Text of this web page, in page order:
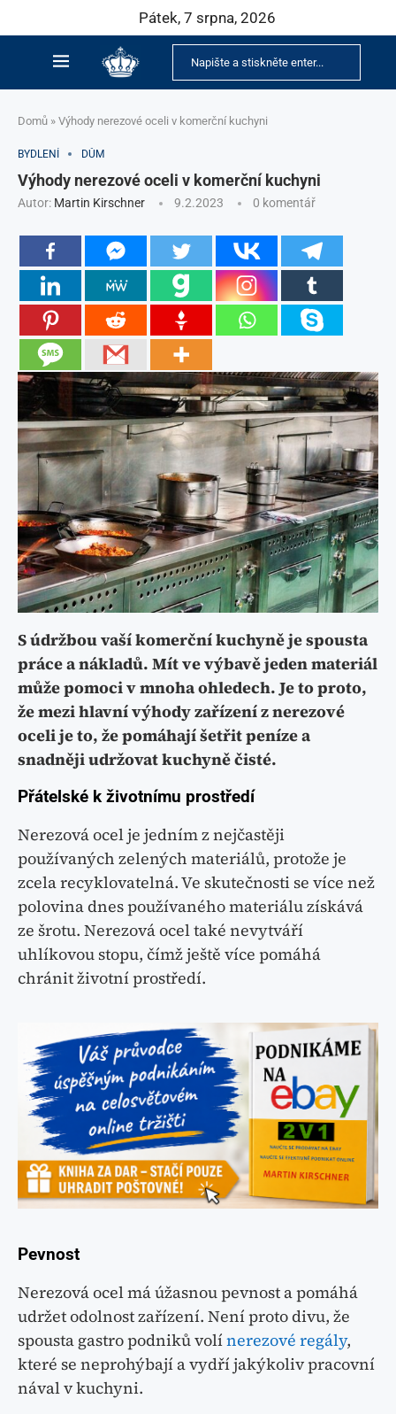
Pátek, 7 srpna, 2026
Domů » Výhody nerezové oceli v komerční kuchyni
BYDLENÍ DŮM
Výhody nerezové oceli v komerční kuchyni
Autor: Martin Kirschner 9.2.2023 0 komentář
S údržbou vaší komerční kuchyně je spousta
práce a nákladů. Mít ve výbavě jeden materiál
může pomoci v mnoha ohledech. Je to proto,
že mezi hlavní výhody zařízení z nerezové
oceli je to, že pomáhají šetřit peníze a
snadněji udržovat kuchyně čisté.
Přátelské k životnímu prostředí
Nerezová ocel je jedním z nejčastěji
používaných zelených materiálů, protože je
zcela recyklovatelná. Ve skutečnosti se více než
polovina dnes používaného materiálu získává
ze šrotu. Nerezová ocel také nevytváří
uhlíkovou stopu, čímž ještě více pomáhá
chránit životní prostředí.
Pevnost
Nerezová ocel má úžasnou pevnost a pomáhá
udržet odolnost zařízení. Není proto divu, že
spousta gastro podniků volínerezové regály,
které se neprohýbají a vydří jakýkoliv pracovní
nával v kuchyni.